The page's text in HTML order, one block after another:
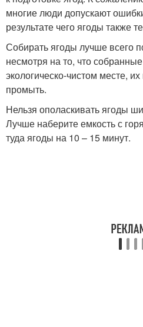
многие люди допускают
результате чего ягоды также
Собирать ягоды лучше всего
несмотря на то, что
экологическо-чистом месте,
промыть.
Нельзя ополаскивать ягоды
Лучше наберите емкость с
туда ягоды на 10 – 15 минут.